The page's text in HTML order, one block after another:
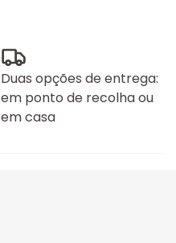
Duas opções de entrega:
em ponto de recolha ou
em casa